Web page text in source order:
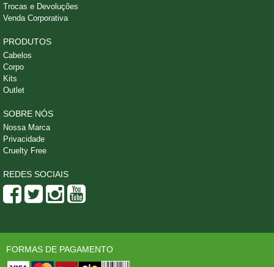
Trocas e Devoluções
Venda Corporativa
PRODUTOS
Cabelos
Corpo
Kits
Outlet
SOBRE NÓS
Nossa Marca
Privacidade
Cruelty Free
REDES SOCIAIS
FORMAS DE PAGAMENTO